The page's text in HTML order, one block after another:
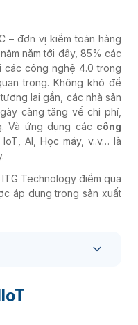
– đơn vị kiểm toán hàng
năm tới đây, 85% các
các công nghệ 4.0 trong
trọng. Không khó để
lai gần, các nhà sản
càng tăng về chi phí,
Và ứng dụng các công
IoT, AI, Học máy, v..v… là
Technology điểm qua
áp dụng trong sản xuất